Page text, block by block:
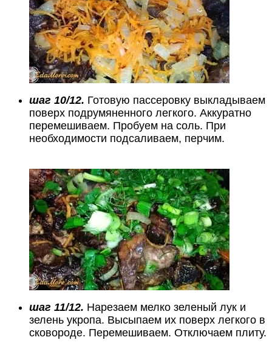
шаг 10/12. Готовую пассеровку выкладываем
поверх подрумяненного легкого. Аккуратно
перемешиваем. Пробуем на соль. При
необходимости подсаливаем, перчим.
шаг 11/12. Нарезаем мелко зеленый лук и
зелень укропа. Высыпаем их поверх легкого в
сковороде. Перемешиваем. Отключаем плиту.